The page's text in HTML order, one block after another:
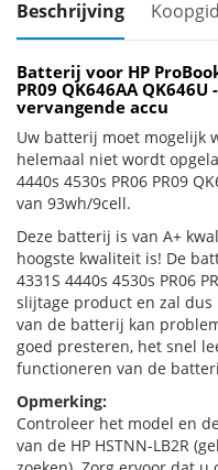
Beschrijving
Batterij voor HP
PR09 QK646AA
vervangende accu
Uw batterij moet mogelijk
helemaal niet wordt
4440s 4530s PR06 PR09
van 93wh/9cell.
Deze batterij is van A+
hoogste kwaliteit is! De
4331S 4440s 4530s PR06
slijtage product en zal dus
van de batterij kan
goed presteren, het snel
functioneren van de
Opmerking:
Controleer het model en
van de HP HSTNN-LB2R